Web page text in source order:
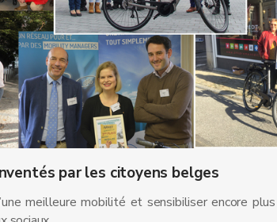
par les citoyens belges
meilleure mobilité et sensibiliser encore